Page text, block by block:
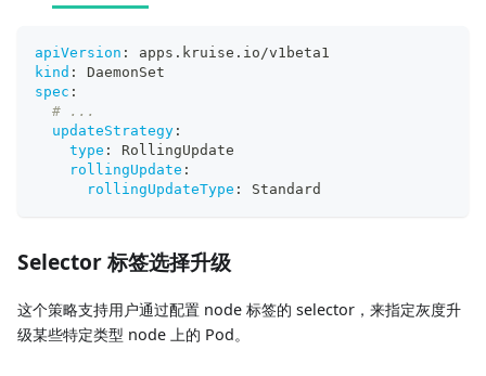
apiVersion :
apps.kruise.io/v1beta1
kind :
DaemonSet
spec :
# ...
updateStrategy :
type :
RollingUpdate
rollingUpdate :
rollingUpdateType : Standard
Selector 标签选择升级
这个策略支持用户通过配置 node 标签的 selector，来指定灰度升
级某些特定类型 node 上的 Pod。